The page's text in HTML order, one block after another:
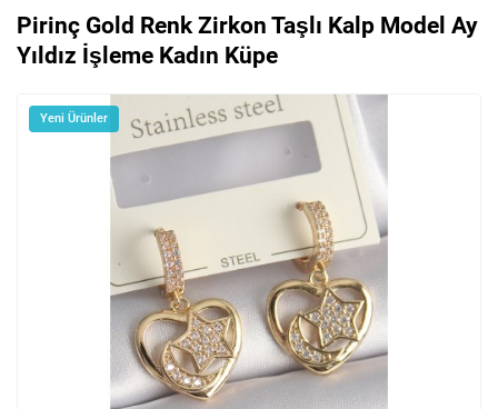
Pirinç Gold Renk Zirkon Taşlı Kalp Model Ay
Yıldız İşleme Kadın Küpe
Yeni Ürünler